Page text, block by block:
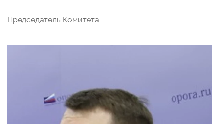
Председатель Комитета